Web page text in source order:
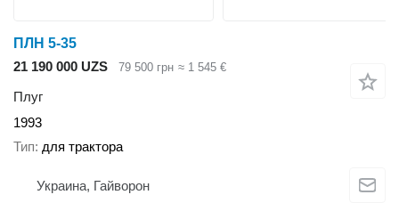
ПЛН 5-35
21 190 000 UZS
79 500 грн ≈ 1 545 €
Плуг
1993
Тип для трактора
Украина, Гайворон